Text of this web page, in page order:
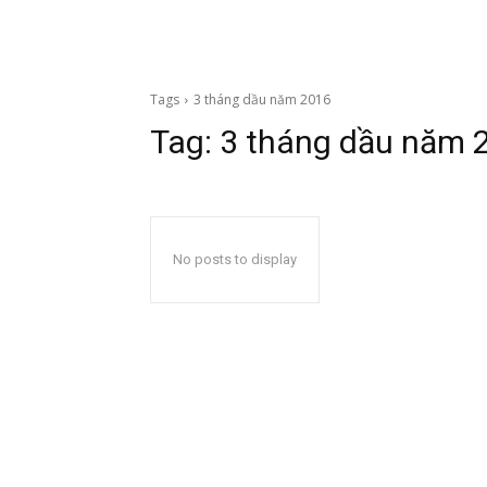
Tags 3 tháng dầu năm 2016
Tag: 3 tháng dầu năm
No posts to display